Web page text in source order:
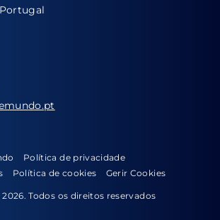
Política de privacidade
Política de cookies Gerir Cookies
Todos os direitos reservados